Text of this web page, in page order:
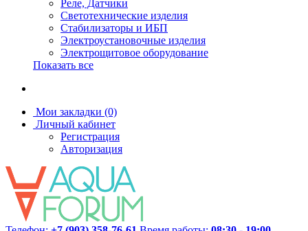
Реле, Датчики
Светотехнические изделия
Стабилизаторы и ИБП
Электроустановочные изделия
Электрощитовое оборудование
Показать все
Мои закладки (0)
Личный кабинет
Регистрация
Авторизация